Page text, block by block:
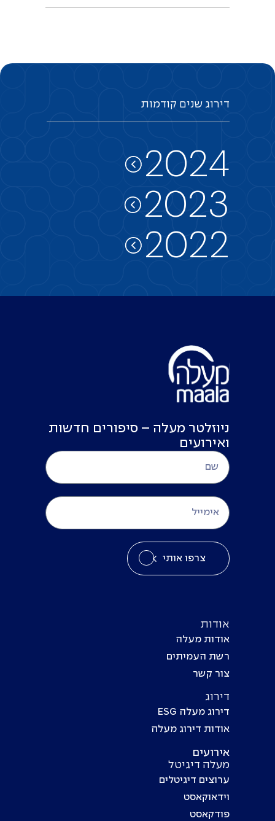
דירוג שנים קודמות
2024
2023
2022
ניוזלטר מעלה – סיפורים חדשות
ואירועים
צרפו אותי
אודות
אודות מעלה
רשת העמיתים
צור קשר
דירוג
דירוג מעלה ESG
אודות דירוג מעלה
אירועים
מעלה דיגיטל
ערוצים דיגיטלים
וידאוקאסט
פודקאסט